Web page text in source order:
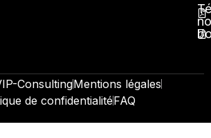
ConsultingMentions légales
de confidentialitéFAQ